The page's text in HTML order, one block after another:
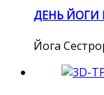
ДЕНЬ ЙОГИ
Йога